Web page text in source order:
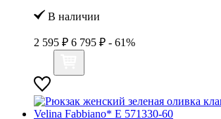
В наличии
2 595 ₽ 6 795 ₽ - 61%